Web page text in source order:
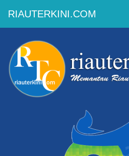
RIAUTERKINI.COM